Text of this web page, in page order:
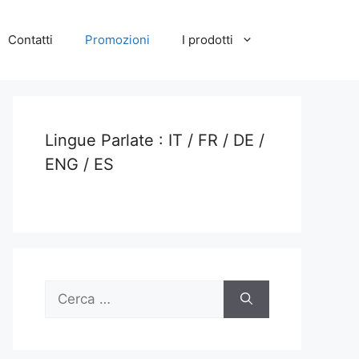
Contatti Promozioni I prodotti
Lingue Parlate : IT / FR / DE /
ENG / ES
Ricerca